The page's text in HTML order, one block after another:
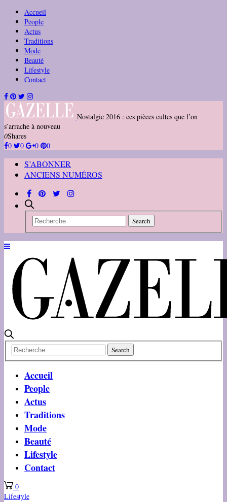
Accueil
People
Actus
Traditions
Mode
Beauté
Lifestyle
Contact
Nostalgie 2016 : ces pièces cultes que l’on
s’arrache à nouveau
0Shares
0
0 0 0
S’ABONNER
ANCIENS NUMÉROS
Accueil
People
Actus
Traditions
Mode
Beauté
Lifestyle
Contact
0
Lifestyle